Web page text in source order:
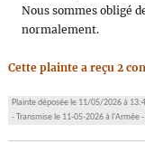
Nous sommes obligé
normalement.
Cette plainte a reçu 2
Plainte déposée le 11/05/2026 à
- Transmise le 11-05-2026 à l'Armée